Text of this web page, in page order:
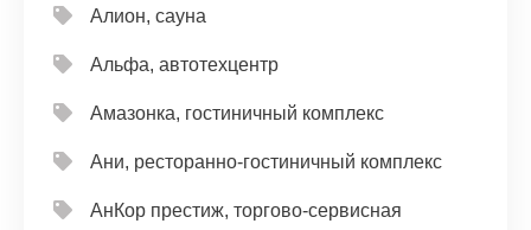
Алион, сауна
Альфа, автотехцентр
Амазонка, гостиничный комплекс
Ани, ресторанно-гостиничный комплекс
АнКор престиж, торгово-сервисная